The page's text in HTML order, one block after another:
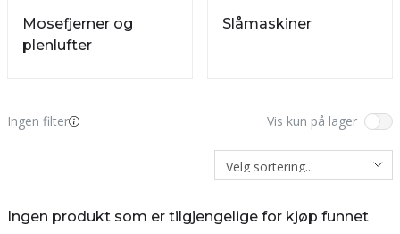
Mosefjerner og
plenlufter
Slåmaskiner
Ingen filter Vis kun på lager
Ingen produkt som er tilgjengelige for kjøp funnet